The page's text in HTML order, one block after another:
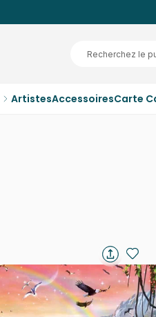
ArtistesAccessoiresCarte